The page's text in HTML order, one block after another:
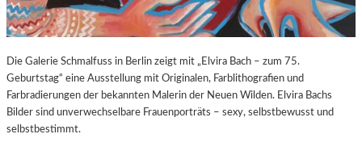
U
R
S
T
A
G
E
R
O
R
N
F
Die Galerie Schmalfuss in Berlin zeigt mit „Elvira Bach – zum 75.
Geburtstag“ eine Ausstellung mit Originalen, Farblithografien und
Farbradierungen der bekannten Malerin der Neuen Wilden. Elvira Bachs
Bilder sind unverwechselbare Frauenporträts – sexy, selbstbewusst und
selbstbestimmt.